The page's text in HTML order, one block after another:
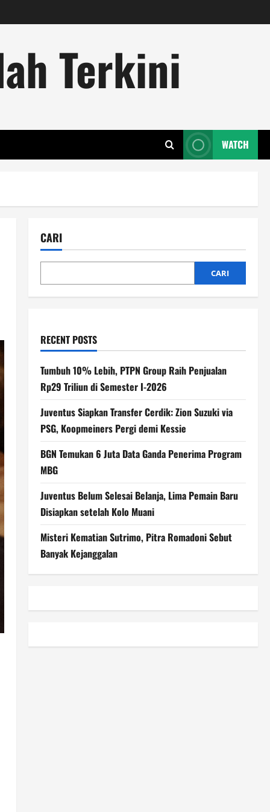
Terkini
WATCH
CARI
CARI
RECENT POSTS
Tumbuh 10% Lebih, PTPN Group Raih Penjualan
Rp29 Triliun di Semester I-2026
Juventus Siapkan Transfer Cerdik: Zion Suzuki via
PSG, Koopmeiners Pergi demi Kessie
BGN Temukan 6 Juta Data Ganda Penerima Program
MBG
Juventus Belum Selesai Belanja, Lima Pemain Baru
Disiapkan setelah Kolo Muani
Misteri Kematian Sutrimo, Pitra Romadoni Sebut
Banyak Kejanggalan